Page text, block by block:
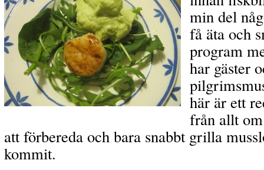
min del
få äta och
program
har gäster
här är ett
från allt
att förbereda och bara snabbt grilla
kommit.